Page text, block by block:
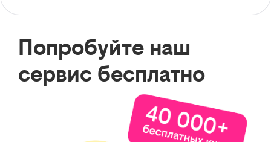
Попробуйте наш
сервис бесплатно